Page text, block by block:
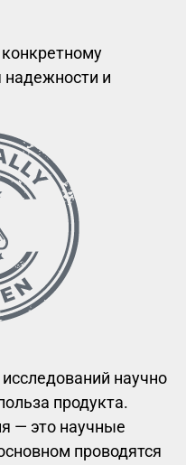
надежности и
научно
продукта.
— это научные
проводятся